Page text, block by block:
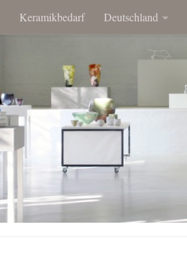
Keramikbedarf Deutschland